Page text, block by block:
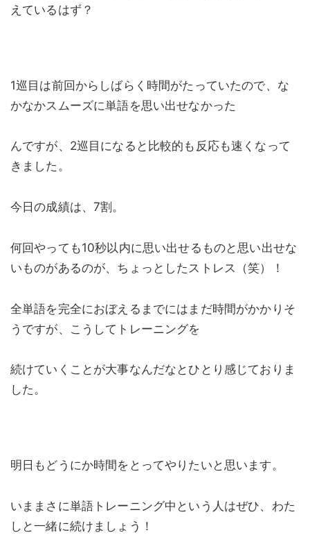
えているはず？
1巡目は前回からしばらく時間がたっていたので、な
かなかスムーズに単語を思い出せなかった
んですが、2巡目になると比較的も反応も速くなって
きました。
今日の成績は、7割。
何回やっても10秒以内に思い出せるものと思い出せな
いものがあるのが、ちょっとしたストレス（笑）！
全単語を完全におぼえるまでにはまだ時間がかかりそ
うですが、こうしてトレーニングを
続けていくことが大事なんだなとひとり感じておりま
した。
明日もどうにか時間をとってやりたいと思います。
いままさに単語トレーニング中という人はぜひ、わた
しと一緒に続けましょう！